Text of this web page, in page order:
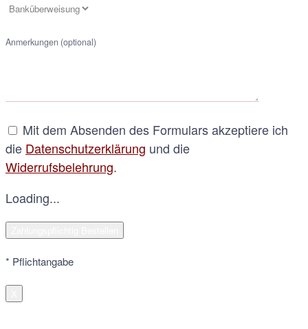
Anmerkungen (optional)
Mit dem Absenden des Formulars akzeptiere ich
die Datenschutzerklärung und die
Widerrufsbelehrung.
Loading...
* Pflichtangabe